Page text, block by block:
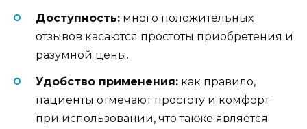
Доступность: много положительных
отзывов касаются простоты приобретения и
разумной цены.
Удобство применения: как правило,
пациенты отмечают простоту и комфорт
при использовании, что также является